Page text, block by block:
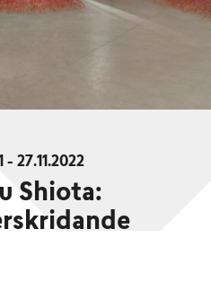
- 27.11.2022
Shiota: